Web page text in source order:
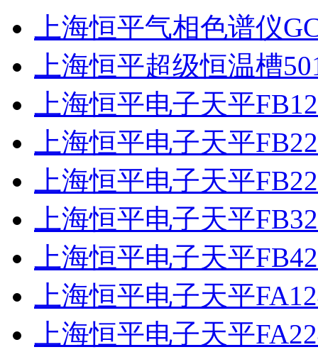
上海恒平气相色谱仪
上海恒平超级恒温槽
上海恒平电子天平
上海恒平电子天平
上海恒平电子天平
上海恒平电子天平
上海恒平电子天平
上海恒平电子天平
上海恒平电子天平